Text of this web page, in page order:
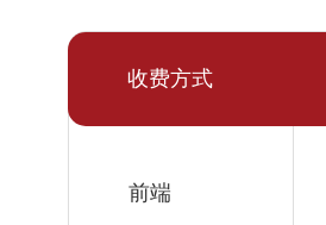
收费方式
前端